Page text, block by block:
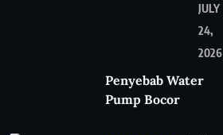
JULY
24,
2026
Penyebab Water
Pump Bocor